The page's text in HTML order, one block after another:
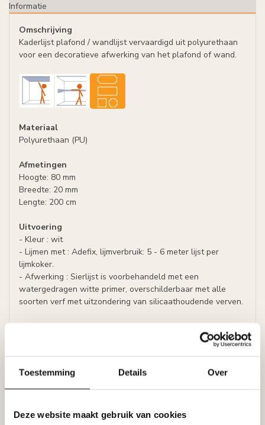
Toestemming Details Over
Deze website maakt gebruik van cookies
Informatie
Omschrijving
Kaderlijst plafond / wandlijst vervaardigd uit polyurethaan
voor een decoratieve afwerking van het plafond of wand.
Materiaal
Polyurethaan (PU)
Afmetingen
Hoogte: 80 mm
Breedte: 20 mm
Lengte: 200 cm
Uitvoering
- Kleur : wit
- Lijmen met : Adefix, lijmverbruik: 5 - 6 meter lijst per
lijmkoker.
- Afwerking : Sierlijst is voorbehandeld met een
watergedragen witte primer, overschilderbaar met alle
soorten verf met uitzondering van silicaathoudende verven.
Leverancier
Reviews